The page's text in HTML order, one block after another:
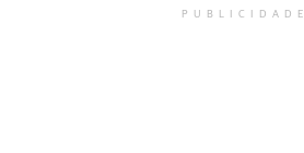
PUBLICIDADE